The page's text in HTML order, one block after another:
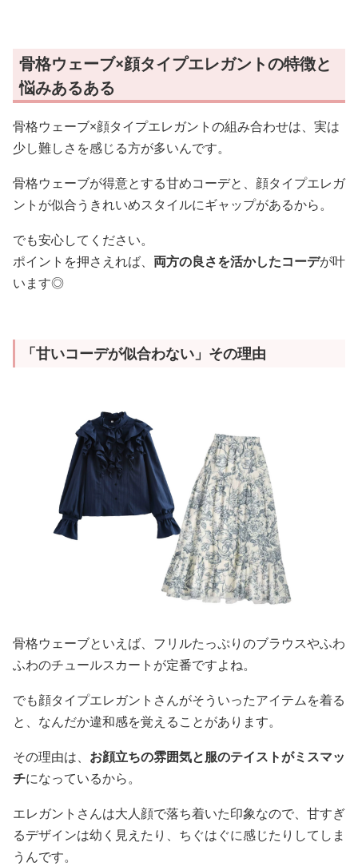
骨格ウェーブ×顔タイプエレガントの特徴と
悩みあるある
骨格ウェーブ×顔タイプエレガントの組み合わせは、実は
少し難しさを感じる方が多いんです。
骨格ウェーブが得意とする甘めコーデと、顔タイプエレガ
ントが似合うきれいめスタイルにギャップがあるから。
でも安心してください。
ポイントを押さえれば、 両方の良さを活かしたコーデが叶
います◎
「甘いコーデが似合わない」その理由
骨格ウェーブといえば、フリルたっぷりのブラウスやふわ
ふわのチュールスカートが定番ですよね。
でも顔タイプエレガントさんがそういったアイテムを着る
と、なんだか違和感を覚えることがあります。
その理由は、 お顔立ちの雰囲気と服のテイストがミスマッ
チになっているから。
エレガントさんは大人顔で落ち着いた印象なので、甘すぎ
るデザインは幼く見えたり、ちぐはぐに感じたりしてしま
うんです。